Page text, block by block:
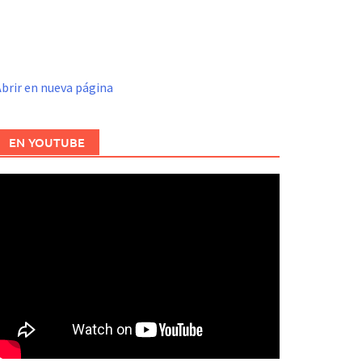
en nueva página
EN YOUTUBE